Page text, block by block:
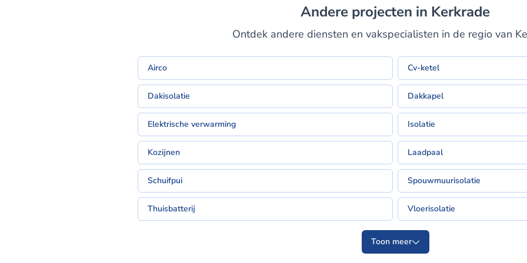
Andere projecten in Kerkrade
Ontdek andere diensten en vakspecialisten in de regio van
Airco Cv-ketel
Dakisolatie Dakkapel
Elektrische verwarming Isolatie
Kozijnen Laadpaal
Schuifpui Spouwmuurisolatie
Thuisbatterij Vloerisolatie
Toon meer